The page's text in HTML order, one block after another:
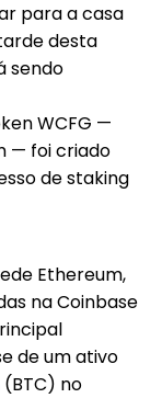
para a casa
tarde desta
sendo
WCFG —
— foi criado
de staking
Ethereum,
na Coinbase
de um ativo
(BTC) no